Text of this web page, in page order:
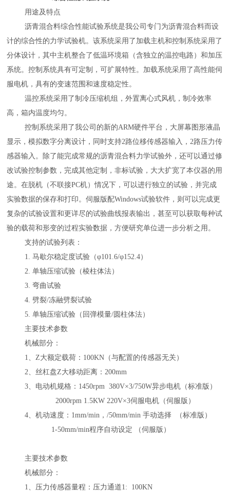
用途及特点
沥青混合料综合性能试验系统是我公司专门为沥青混合料而设
计的综合性的力学试验机。该系统采用了加载主机和控制系统采用了
分体设计，其中主机整合了低温环境箱（含独立的温控电路）和加压
系统。控制系统具有可定制，可扩展特性。加载系统采用了高性能伺
服电机，具有的变速范围和速度稳定性。
温控系统采用了制冷压缩机组，外置离心式风机，制冷效率
高，箱内温度均匀。
控制系统采用了我公司的新的ARM硬件平台，大屏幕图形液晶
显示，模拟数字分离设计，同时支持2路位移传感器输入，2路压力传
感器输入。除了能完成常规的沥青混合料力学试验外，还可以通过修
改试验控制参数，完成其他定制，非标试验，大大扩宽了本仪器的用
途。在脱机（不联接PC机）情况下，可以进行独立的试验，并完成
实验数据的保存和打印。伺服版配Windows试验软件，则可以完成更
复杂的试验设置和更详尽的试验曲线报表输出，甚至可以获取每种试
验的载荷和形变的过程实验数据，方便研究单位进一步分析之用。
支持的试验列表：
1.马歇尔稳定度试验（φ101.6/φ152.4）
2.单轴压缩试验（棱柱体法）
3.弯曲试验
4.劈裂/冻融劈裂试验
5.单轴压缩试验（回弹模量/ 圆柱体法）
主要技术参数
机械部分：
1、Z大额定载荷： 100KN （与配置的传感器无关）
2、丝杠盘Z大移动距离：200mm
3、电动机规格： 1450rpm 380V×3/750W异步电机（标准版）
2000rpm 1.5KW 220V×3伺服电机（伺服版）
4、机动速度： 1mm/min ，/50mm/min手动选择 （标准版）
1-50mm/min程序自动设定 （伺服版）
主要技术参数
机械部分：
1、 压力传感器量程：压力通道1: 100KN